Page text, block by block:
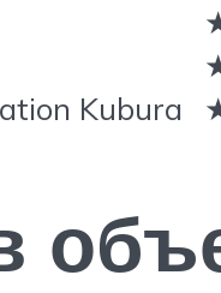
Kubura